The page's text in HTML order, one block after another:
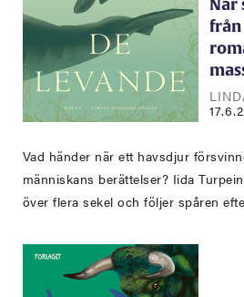
När
från
Vad händer när ett havsdjur
människans berättelser? Iida
över flera sekel och följer spåren